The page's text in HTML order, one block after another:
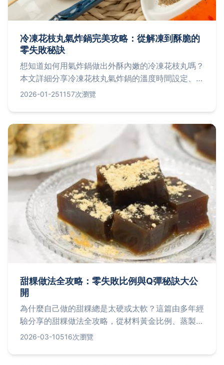
冷凍花枝丸氣炸鍋完美攻略：從解凍到酥脆的
零失敗秘訣
想知道如何用氣炸鍋做出外酥內嫩的冷凍花枝丸嗎？
本文詳細分享冷凍花枝丸氣炸鍋的溫度時間設定、解
凍技巧與常見問題解答，讓你輕鬆成為氣炸鍋料理達
2026-01-251157次瀏覽
甜粿做法全攻略：零失敗比例與Q彈秘訣大公
開
為什麼自己做的甜粿總是太硬或太軟？這篇由多年經
驗分享的甜粿做法全攻略，從材料黃金比例、蒸製關
鍵步驟到新手常犯錯誤一次解析，讓你輕鬆做出Q彈
2026-03-10516次瀏覽